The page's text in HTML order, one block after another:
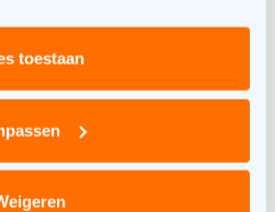
toestaan
De productie
containers. Deze
voor de
en (tijdelijke) opslag.